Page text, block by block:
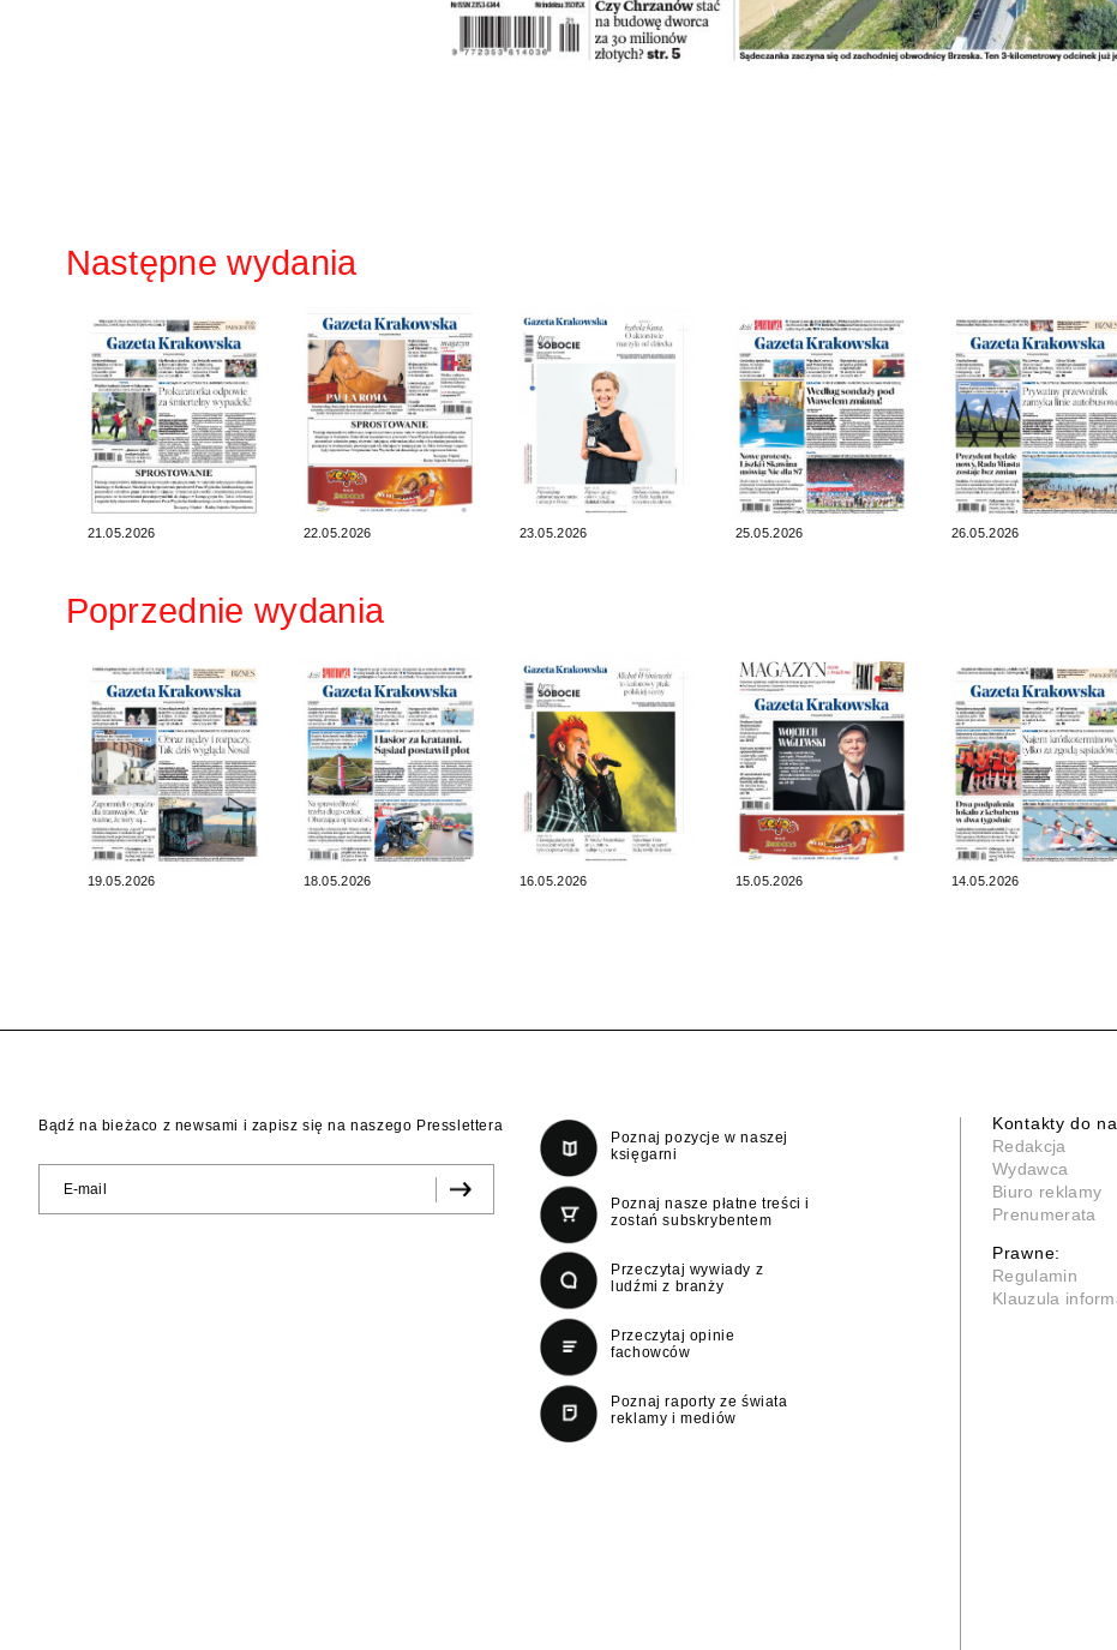
Następne wydania
21.05.2026 22.05.2026 23.05.2026 25.05.2026 26.05.2026
Poprzednie wydania
19.05.2026 18.05.2026 16.05.2026 15.05.2026 14.05.2026
Bądź na bieżaco z newsami i zapisz się na naszego Presslettera
Poznaj pozycje w naszej
księgarni
Poznaj nasze płatne treści i
zostań subskrybentem
Przeczytaj wywiady z
ludźmi z branży
Przeczytaj opinie
fachowców
Poznaj raporty ze świata
reklamy i mediów
Kontakty do
Redakcja
Wydawca
Biuro reklamy
Prenumerata
Prawne:
Regulamin
Klauzula